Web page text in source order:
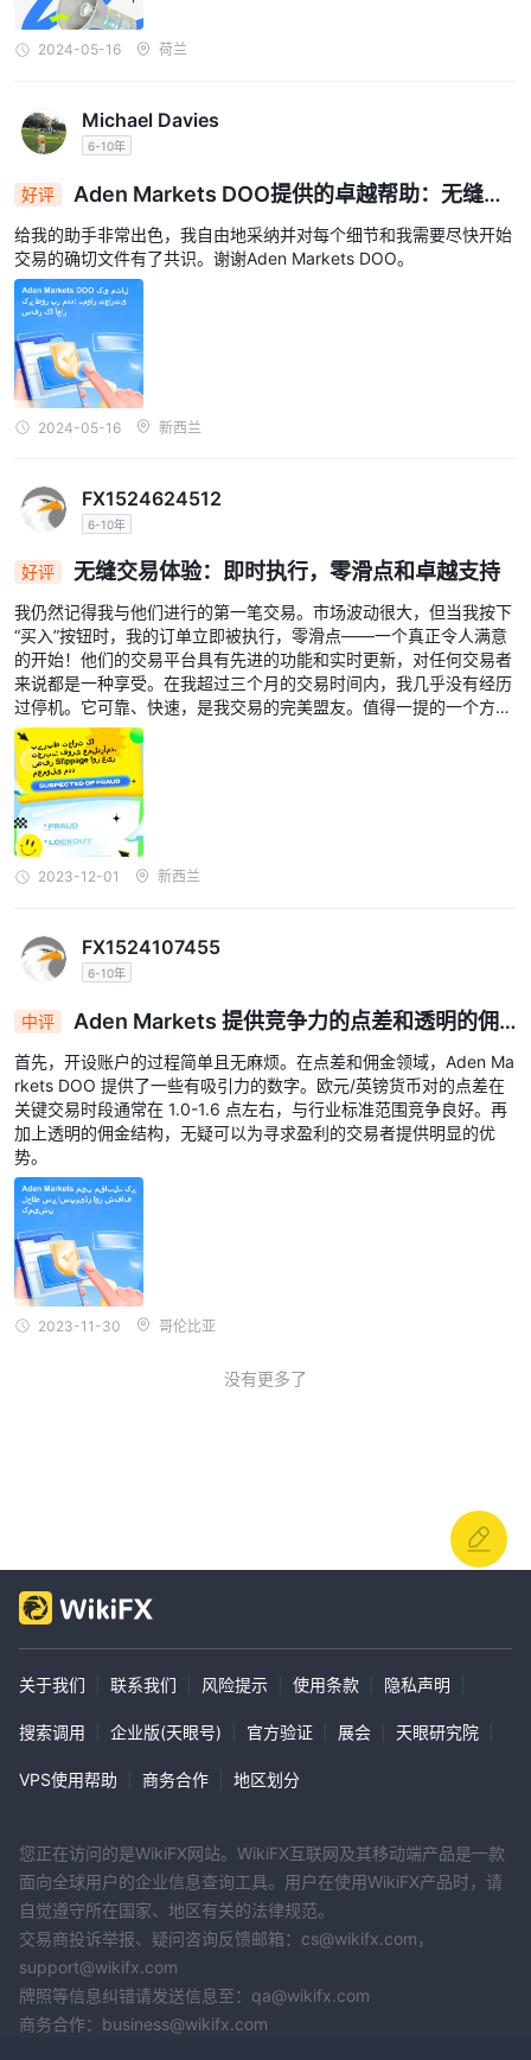
2024-05-16 荷兰
Michael Davies
6-10年
好评
Aden Markets DOO提供的卓越帮助：无缝交
给我的助手非常出色，我自由地采纳并对每个细节和我需要尽快开始
交易的确切文件有了共识。谢谢Aden Markets DOO。
2024-05-16 新西兰
FX1524624512
6-10年
好评 无缝交易体验：即时执行，零滑点和卓越支持
我仍然记得我与他们进行的第一笔交易。市场波动很大，但当我按下
“买入”按钮时，我的订单立即被执行，零滑点——一个真正令人满意
的开始！他们的交易平台具有先进的功能和实时更新，对任何交易者
来说都是一种享受。在我超过三个月的交易时间内，我几乎没有经历
过停机。它可靠、快速，是我交易的完美盟友。值得一提的一个方面
是他们的客户服务。我曾经在保证金设置方面遇到过问题。我联系了
他们，3小时内得到了回复。问题得到了解决，并且对整个过程进行
了有益的演练。这就是有效的客户服务的样子！
2023-12-01 新西兰
FX1524107455
6-10年
中评
Aden Markets 提供竞争力的点差和透明的佣
首先，开设账户的过程简单且无麻烦。在点差和佣金领域，Aden Ma
rkets DOO 提供了一些有吸引力的数字。欧元/英镑货币对的点差在
关键交易时段通常在 1.0-1.6 点左右，与行业标准范围竞争良好。再
加上透明的佣金结构，无疑可以为寻求盈利的交易者提供明显的优
势。
2023-11-30 哥伦比亚
没有更多了
关于我们 联系我们 风险提示 使用条款 隐私声明
搜索调用 企业版(天眼号) 官方验证 展会 天眼研究院
VPS使用帮助 商务合作 地区划分
您正在访问的是WikiFX网站。WikiFX互联网及其移动端产品是一款
面向全球用户的企业信息查询工具。用户在使用WikiFX产品时，请
自觉遵守所在国家、地区有关的法律规范。
交易商投诉举报、疑问咨询反馈邮箱：cs@wikifx.com，
support@wikifx.com
牌照等信息纠错请发送信息至：qa@wikifx.com
商务合作：business@wikifx.com